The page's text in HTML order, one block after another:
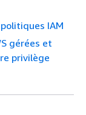
IAM
gérées et
privilège